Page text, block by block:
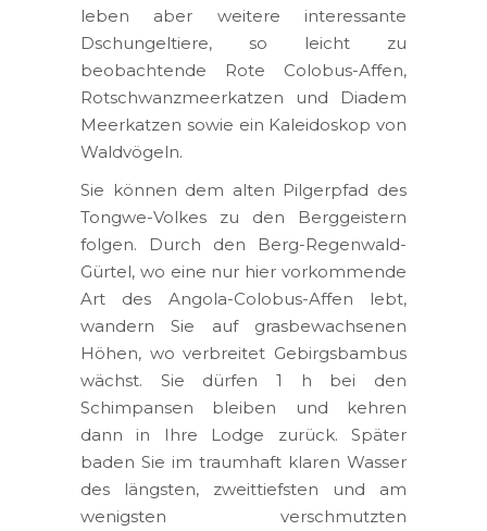
leben aber weitere interessante
Dschungeltiere, so leicht zu
beobachtende Rote Colobus-Affen,
Rotschwanzmeerkatzen und Diadem
Meerkatzen sowie ein Kaleidoskop von
Waldvögeln.
Sie können dem alten Pilgerpfad des
Tongwe-Volkes zu den Berggeistern
folgen. Durch den Berg-Regenwald-
Gürtel, wo eine nur hier vorkommende
Art des Angola-Colobus-Affen lebt,
wandern Sie auf grasbewachsenen
Höhen, wo verbreitet Gebirgsbambus
wächst. Sie dürfen 1 h bei den
Schimpansen bleiben und kehren
dann in Ihre Lodge zurück. Später
baden Sie im traumhaft klaren Wasser
des längsten, zweittiefsten und am
wenigsten verschmutzten